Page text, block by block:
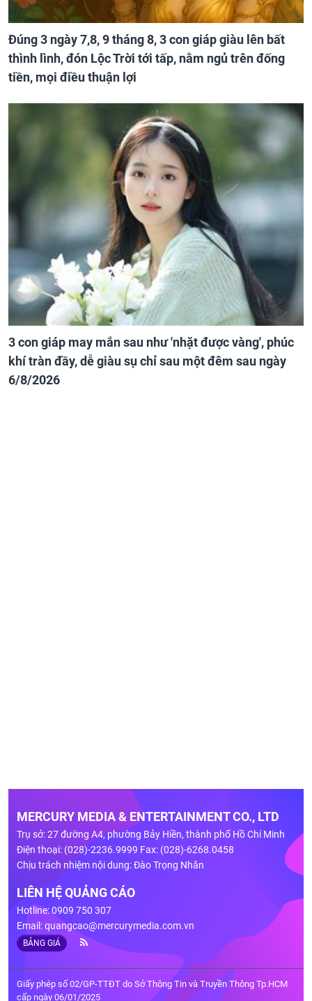
Đúng 3 ngày 7,8, 9 tháng 8, 3 con giáp giàu lên bất
thình lình, đón Lộc Trời tới tấp, nằm ngủ trên đống
tiền, mọi điều thuận lợi
3 con giáp may mắn sau như 'nhặt được vàng', phúc
khí tràn đầy, dễ giàu sụ chỉ sau một đêm sau ngày
6/8/2026
MERCURY MEDIA & ENTERTAINMENT CO., LTD
Trụ sở: 27 đường A4, phường Bảy Hiền, thành phố Hồ Chí Minh
Điện thoại: (028)-2236.9999 Fax: (028)-6268.0458
Chịu trách nhiệm nội dung: Đào Trọng Nhân
LIÊN HỆ QUẢNG CÁO
Hotline: 0909 750 307
Email:quangcao@mercurymedia.com.vn
BẢNG GIÁ
Giấy phép số 02/GP-TTĐT do Sở Thông Tin và Truyền Thông Tp.HCM
cấp ngày 06/01/2025